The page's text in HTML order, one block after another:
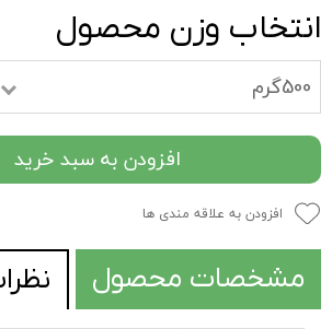
انتخاب وزن محصول
500گرم
افزودن به سبد خرید
افزودن به علاقه مندی ها
مشخصات محصول